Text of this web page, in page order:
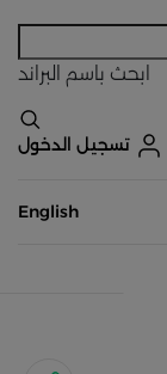
ابحث باسم البراند
تسجيل الدخول
English